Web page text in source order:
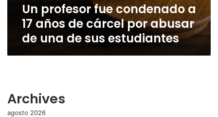
Un profesor fue condenado a
17 años de cárcel por abusar
de una de sus estudiantes
Archives
agosto 2026